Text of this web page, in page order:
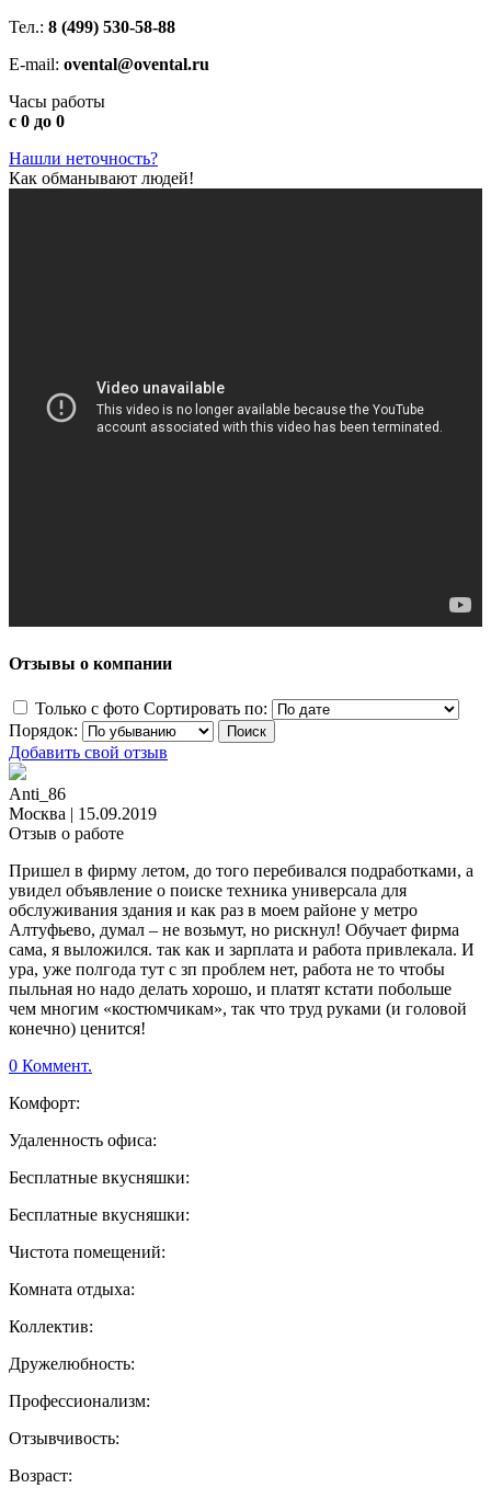
Тел.: 8 (499) 530-58-88
E-mail: ovental@ovental.ru
Часы работы
с 0 до 0
Нашли неточность?
Как обманывают людей!
Отзывы о компании
Только с фото Сортировать по:
Порядок:
Добавить свой отзыв
Anti_86
Москва | 15.09.2019
Отзыв о работе
Пришел в фирму летом, до того перебивался подработками, а
увидел объявление о поиске техника универсала для
обслуживания здания и как раз в моем районе у метро
Алтуфьево, думал – не возьмут, но рискнул! Обучает фирма
сама, я выложился. так как и зарплата и работа привлекала. И
ура, уже полгода тут с зп проблем нет, работа не то чтобы
пыльная но надо делать хорошо, и платят кстати побольше
чем многим «костюмчикам», так что труд руками (и головой
конечно) ценится!
0 Коммент.
Комфорт:
Удаленность офиса:
Бесплатные вкусняшки:
Бесплатные вкусняшки:
Чистота помещений:
Комната отдыха:
Коллектив:
Дружелюбность:
Профессионализм:
Отзывчивость:
Возраст: